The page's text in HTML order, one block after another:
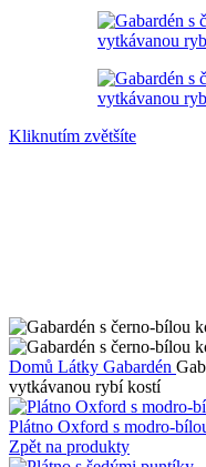
Kliknutím zvětšíte
Domů Látky Gabardén
vytkávanou rybí kostí
Plátno Oxford s modro-
Zpět na produkty